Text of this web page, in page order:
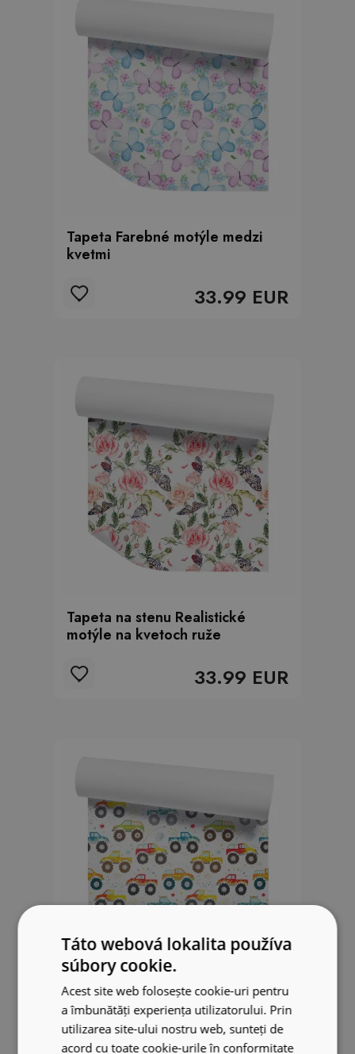
Tapeta Farebné motýle medzi
kvetmi
33.99 EUR
Tapeta na stenu Realistické
motýle na kvetoch ruže
33.99 EUR
Tapeta Farebné súťaže monster
truckov
Táto webová lokalita používa
súbory cookie.
Acest site web folosește cookie-uri pentru
a îmbunătăți experiența utilizatorului. Prin
utilizarea site-ului nostru web, sunteți de
acord cu toate cookie-urile în conformitate